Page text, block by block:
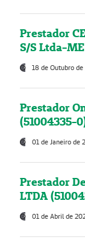
Prestador
S/S Ltda-
18 de Outubro de
Prestador
(51004335-
01 de Janeiro de
Prestador
LTDA
01 de Abril de